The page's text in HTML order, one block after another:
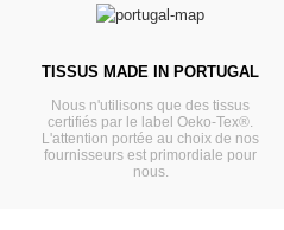
TISSUS MADE IN PORTUGAL
Nous n'utilisons que des tissus
certifiés par le label Oeko-Tex®.
L'attention portée au choix de nos
fournisseurs est primordiale pour
nous.